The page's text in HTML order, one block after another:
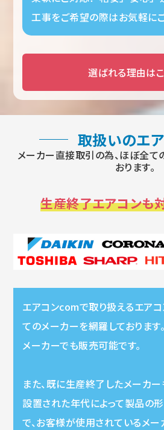
工事をご希望の際はお気軽にご
選ばれる理由は
取扱いのエ
メーカー直接取引の為、ほぼ全て
おります。
生産終了エアコンも
エアコンcomで取り扱えるエア
てのメーカーを網羅しておりま
メーカーでも販売可能です。
また、既に生産終了したメーカー
設置された年代によって製品の
で、お客様が使用されているメー